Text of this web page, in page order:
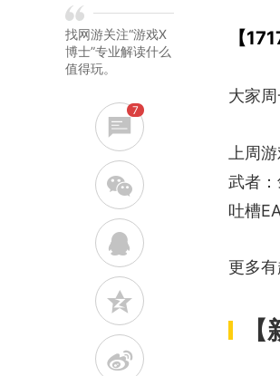
找网游关注“游戏X
博士”专业解读什么
值得玩。
7
w
q
z
t
【
大家
上周
武者
吐槽
更多